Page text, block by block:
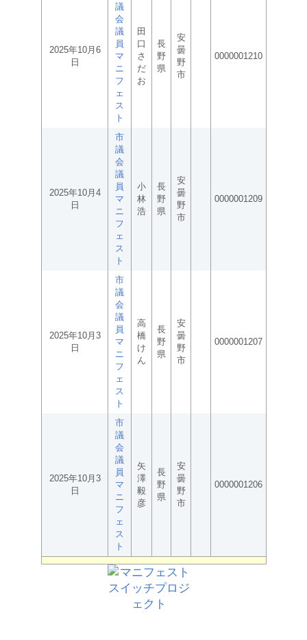
2025年10月6
日
議
会
議
員
マ
ニ
フ
ェ
ス
ト
田
口
さ
だ
お
長
野
県
安
曇
野
市
0000001210
2025年10月4
日
市
議
会
議
員
マ
ニ
フ
ェ
ス
ト
小
林
浩
長
野
県
安
曇
野
市
0000001209
2025年10月3
日
市
議
会
議
員
マ
ニ
フ
ェ
ス
ト
高
橋
け
ん
長
野
県
安
曇
野
市
0000001207
2025年10月3
日
市
議
会
議
員
マ
ニ
フ
ェ
ス
ト
矢
澤
毅
彦
長
野
県
安
曇
野
市
0000001206